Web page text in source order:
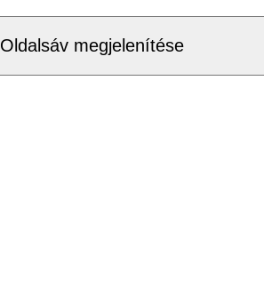
Oldalsáv megjelenítése